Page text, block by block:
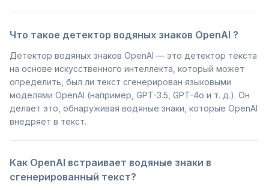
Что такое детектор водяных знаков OpenAI ?
Детектор водяных знаков OpenAI — это детектор текста
на основе искусственного интеллекта, который может
определить, был ли текст сгенерирован языковыми
моделями OpenAI (например, GPT-3.5, GPT-4o и т. д.). Он
делает это, обнаруживая водяные знаки, которые OpenAI
внедряет в текст.
Как OpenAI встраивает водяные знаки в
сгенерированный текст?